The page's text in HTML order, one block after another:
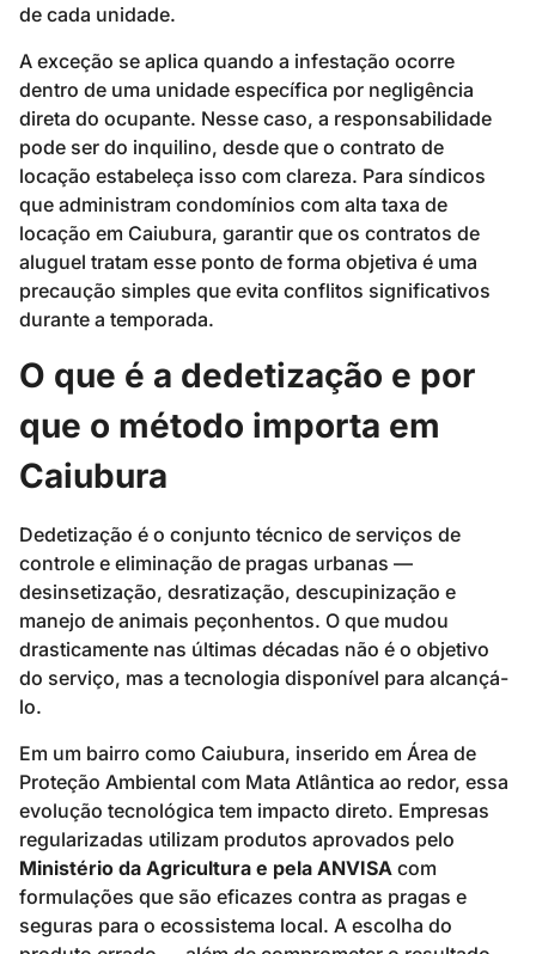
de cada unidade.
A exceção se aplica quando a infestação ocorre
dentro de uma unidade específica por negligência
direta do ocupante. Nesse caso, a responsabilidade
pode ser do inquilino, desde que o contrato de
locação estabeleça isso com clareza. Para síndicos
que administram condomínios com alta taxa de
locação em Caiubura, garantir que os contratos de
aluguel tratam esse ponto de forma objetiva é uma
precaução simples que evita conflitos significativos
durante a temporada.
O que é a dedetização e por
que o método importa em
Caiubura
Dedetização é o conjunto técnico de serviços de
controle e eliminação de pragas urbanas —
desinsetização, desratização, descupinização e
manejo de animais peçonhentos. O que mudou
drasticamente nas últimas décadas não é o objetivo
do serviço, mas a tecnologia disponível para alcançá-
lo.
Em um bairro como Caiubura, inserido em Área de
Proteção Ambiental com Mata Atlântica ao redor, essa
evolução tecnológica tem impacto direto. Empresas
regularizadas utilizam produtos aprovados pelo
Ministério da Agricultura e pela ANVISA com
formulações que são eficazes contra as pragas e
seguras para o ecossistema local. A escolha do